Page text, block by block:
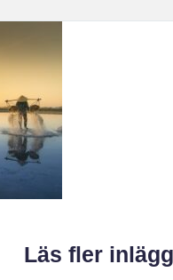
Läs fler